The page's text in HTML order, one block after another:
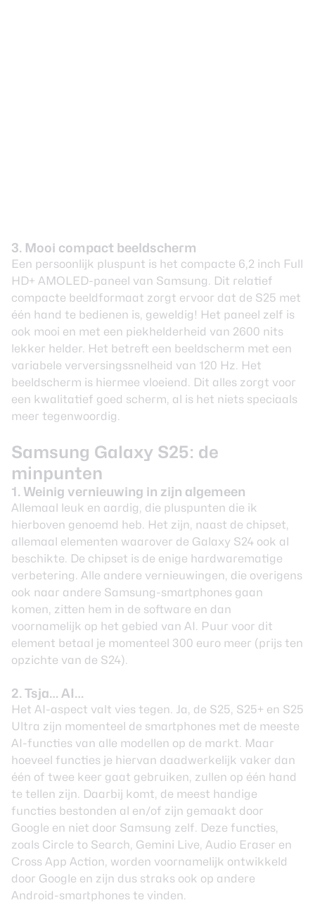
3. Mooi compact beeldscherm
Een persoonlijk pluspunt is het compacte 6,2 inch Full
HD+ AMOLED-paneel van Samsung. Dit relatief
compacte beeldformaat zorgt ervoor dat de S25 met
één hand te bedienen is, geweldig! Het paneel zelf is
ook mooi en met een piekhelderheid van 2600 nits
lekker helder. Het betreft een beeldscherm met een
variabele verversingssnelheid van 120 Hz. Het
beeldscherm is hiermee vloeiend. Dit alles zorgt voor
een kwalitatief goed scherm, al is het niets speciaals
meer tegenwoordig.
Samsung Galaxy S25: de
minpunten
1. Weinig vernieuwing in zijn algemeen
Allemaal leuk en aardig, die pluspunten die ik
hierboven genoemd heb. Het zijn, naast de chipset,
allemaal elementen waarover de Galaxy S24 ook al
beschikte. De chipset is de enige hardwarematige
verbetering. Alle andere vernieuwingen, die overigens
ook naar andere Samsung-smartphones gaan
komen, zitten hem in de software en dan
voornamelijk op het gebied van AI. Puur voor dit
element betaal je momenteel 300 euro meer (prijs ten
opzichte van de S24).
2. Tsja… AI…
Het AI-aspect valt vies tegen. Ja, de S25, S25+ en S25
Ultra zijn momenteel de smartphones met de meeste
AI-functies van alle modellen op de markt. Maar
hoeveel functies je hiervan daadwerkelijk vaker dan
één of twee keer gaat gebruiken, zullen op één hand
te tellen zijn. Daarbij komt, de meest handige
functies bestonden al en/of zijn gemaakt door
Google en niet door Samsung zelf. Deze functies,
zoals Circle to Search, Gemini Live, Audio Eraser en
Cross App Action, worden voornamelijk ontwikkeld
door Google en zijn dus straks ook op andere
Android-smartphones te vinden.